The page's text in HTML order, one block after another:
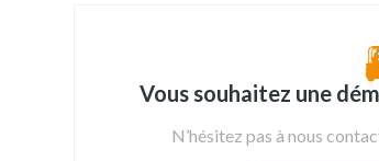
Vous souhaitez une
N’hésitez pas à nous